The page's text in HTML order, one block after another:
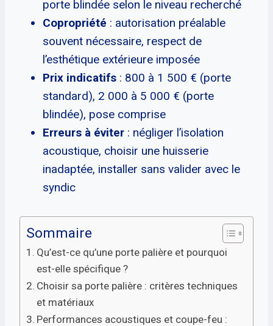
porte blindée selon le niveau recherché
Copropriété : autorisation préalable
souvent nécessaire, respect de
l’esthétique extérieure imposée
Prix indicatifs : 800 à 1 500 € (porte
standard), 2 000 à 5 000 € (porte
blindée), pose comprise
Erreurs à éviter : négliger l’isolation
acoustique, choisir une huisserie
inadaptée, installer sans valider avec le
syndic
Sommaire
Qu’est-ce qu’une porte palière et pourquoi
est-elle spécifique ?
Choisir sa porte palière : critères techniques
et matériaux
Performances acoustiques et coupe-feu :